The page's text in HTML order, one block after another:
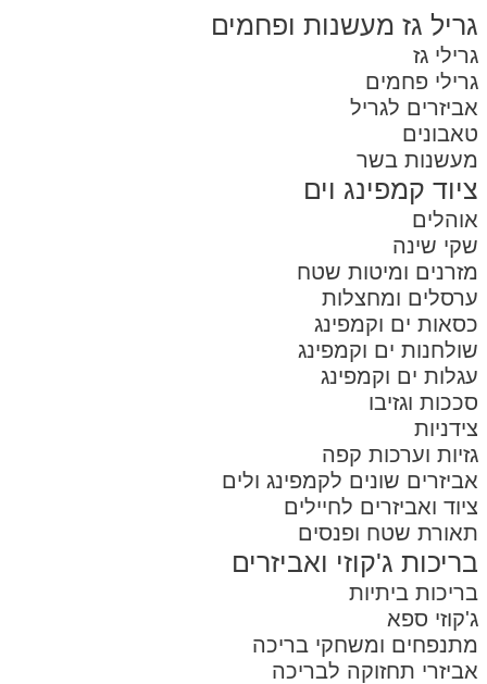
גריל גז מעשנות ופחמים
גרילי גז
גרילי פחמים
אביזרים לגריל
טאבונים
מעשנות בשר
ציוד קמפינג וים
אוהלים
שקי שינה
מזרנים ומיטות שטח
ערסלים ומחצלות
כסאות ים וקמפינג
שולחנות ים וקמפינג
עגלות ים וקמפינג
סככות וגזיבו
צידניות
גזיות וערכות קפה
אביזרים שונים לקמפינג ולים
ציוד ואביזרים לחיילים
תאורת שטח ופנסים
בריכות ג'קוזי ואביזרים
בריכות ביתיות
ג'קוזי ספא
מתנפחים ומשחקי בריכה
אביזרי תחזוקה לבריכה